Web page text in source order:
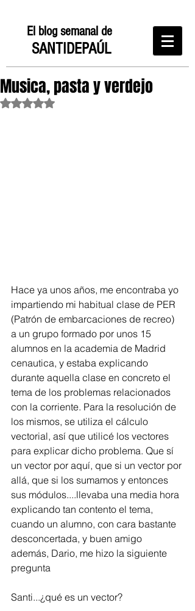
El blog semanal de
SANTIDEPAÚL
Musica, pasta y verdejo
Obtuvo NaN de 5 estrellas.
Hace ya unos años, me encontraba yo
impartiendo mi habitual clase de PER
(Patrón de embarcaciones de recreo)
a un grupo formado por unos 15
alumnos en la academia de Madrid
cenautica, y estaba explicando
durante aquella clase en concreto el
tema de los problemas relacionados
con la corriente. Para la resolución de
los mismos, se utiliza el cálculo
vectorial, así que utilicé los vectores
para explicar dicho problema. Que sí
un vector por aquí, que si un vector por
allá, que si los sumamos y entonces
sus módulos....llevaba una media hora
explicando tan contento el tema,
cuando un alumno, con cara bastante
desconcertada, y buen amigo
además, Dario, me hizo la siguiente
pregunta
Santi...¿qué es un vector?